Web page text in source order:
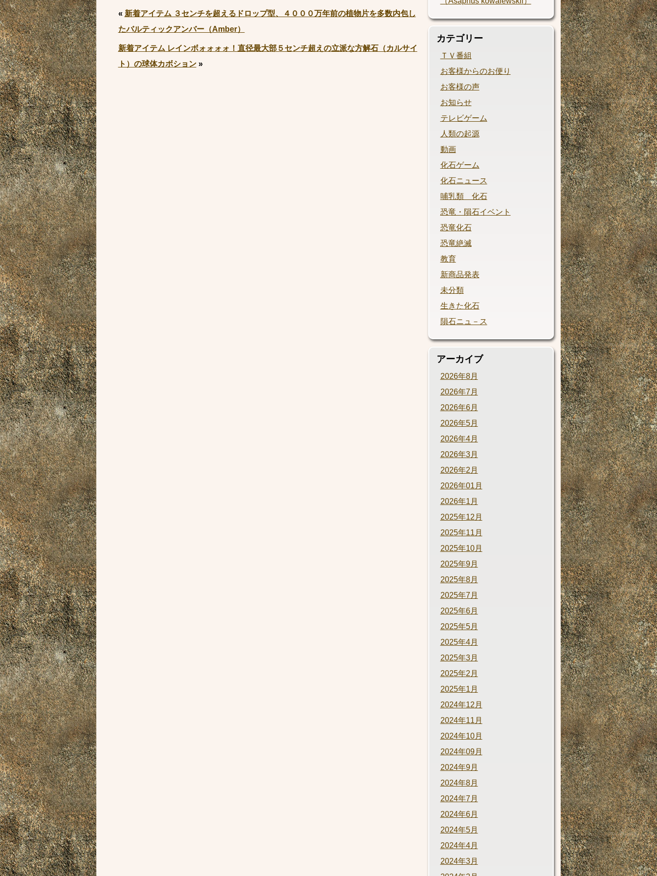
« 新着アイテム ３センチを超えるドロップ型、４０００万年前の植物片を多数内包し
たバルティックアンバー（Amber）
新着アイテム レインボォォォォ！直径最大部５センチ超えの立派な方解石（カルサイ
ト）の球体カボション»
カテゴリー
ＴＶ番組
お客様からのお便り
お客様の声
お知らせ
テレビゲーム
人類の起源
動画
化石ゲーム
化石ニュース
哺乳類 化石
恐竜・隕石イベント
恐竜化石
恐竜絶滅
教育
新商品発表
未分類
生きた化石
隕石ニュ－ス
アーカイブ
2026年8月
2026年7月
2026年6月
2026年5月
2026年4月
2026年3月
2026年2月
2026年01月
2026年1月
2025年12月
2025年11月
2025年10月
2025年9月
2025年8月
2025年7月
2025年6月
2025年5月
2025年4月
2025年3月
2025年2月
2025年1月
2024年12月
2024年11月
2024年10月
2024年09月
2024年9月
2024年8月
2024年7月
2024年6月
2024年5月
2024年4月
2024年3月